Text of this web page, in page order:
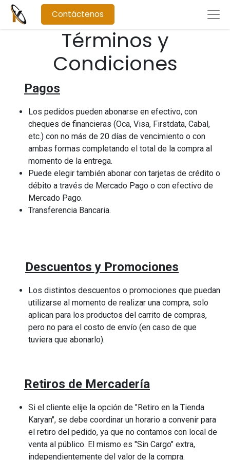
Contáctenos
Términos y
Condiciones
Pagos
Los pedidos pueden abonarse en efectivo, con
cheques de financieras (Oca, Visa, Firstdata, Cabal,
etc.) con no más de 20 días de vencimiento o con
ambas formas completando el total de la compra al
momento de la entrega.
Puede elegir también abonar con tarjetas de crédito o
débito a través de Mercado Pago o con efectivo de
Mercado Pago.
Transferencia Bancaria.
Descuentos y Promociones
Los distintos descuentos o promociones que puedan
utilizarse al momento de realizar una compra, solo
aplican para los productos del carrito de compras,
pero no para el costo de envío (en caso de que
tuviera que abonarlo).
Retiros de Mercadería
Si el cliente elije la opción de "Retiro en la Tienda
Karyan", se debe coordinar un horario a convenir para
el retiro del pedido, ya que no contamos con local de
venta al público. El mismo es "Sin Cargo" extra,
independientemente del valor de la compra.